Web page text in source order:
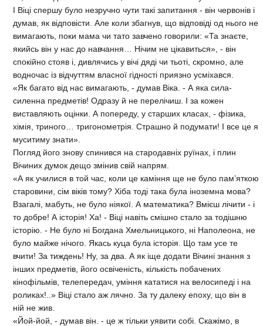
І Віці спершу було незручно чути такі запитання - він червонів і
думав, як відповісти. Але коли збагнув, що відповіді од нього не
вимагають, поки мама чи тато завчено говорили: «Та знаєте,
якийсь він у нас до навчання… Нічим не цікавиться», - він
спокійно стояв і, дивлячись у вічі дяді чи тьоті, скромно, але
водночас із відчуттям власної гідності приязно усміхався.
«Як багато від нас вимагають, - думав Віка. - А яка сила-
силенна предметів! Одразу й не перелічиш. І за кожен
виставляють оцінки. А попереду, у старших класах, - фізика,
хімія, триного… тригонометрія. Страшно й подумати! І все це я
муситиму знати».
Погляд його знову спинився на стародавніх руїнах, і плин
Вічиних думок дещо змінив свій напрям.
«А як училися в той час, коли це каміння ще не було пам’яткою
старовини, сім віків тому? Хіба тоді така була іноземна мова?
Взагалі, мабуть, не було ніякої. А математика? Вмієш лічити - і
то добре! А історія! Ха! - Віці навіть смішно стало за тодішню
історію. - Не було ні Богдана Хмельницького, ні Наполеона, не
було майже нічого. Якась куца була історія. Що там усе те
вчити! За тиждень! Ну, за два. А як іще додати Вічині знання з
інших предметів, його освіченість, кількість побачених
кінофільмів, телепередач, уміння кататися на велосипеді і на
роликах!..» Віці стало аж лячно. За ту далеку епоху, що він в
ній не жив.
«Йой-йой, - думав він. - це ж тільки уявити собі. Скажімо, в